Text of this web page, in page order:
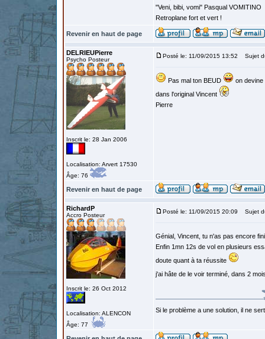
"Veni, bibi, vomi" Pasqual VOMITINO
Retroplane fort et vert !
Revenir en haut de page
DELRIEUPierre
Psycho Posteur
Inscrit le: 28 Jan 2006
Localisation: Arvert 17530
Âge: 76
Posté le: 11/09/2015 13:52 Sujet
Pas mal ton BEUD
on
dans l'original Vincent
Pierre
Revenir en haut de page
RichardP
Accro Posteur
Inscrit le: 26 Oct 2012
Localisation: ALENCON
Âge: 77
Posté le: 11/09/2015 20:09 Sujet
Génial, Vincent, tu n'as pas encore
Enfin 1mn 12s de vol en plusieurs
doute quant à ta réussite
j'ai hâte de le voir terminé, dans 2
Si le problème a une solution, il ne